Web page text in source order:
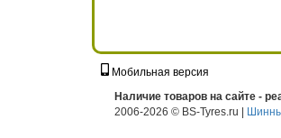
Мобильная версия
Наличие товаров на сайте -
2006-2026 © BS-Tyres.ru |